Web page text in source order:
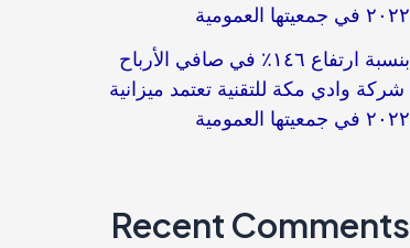
٢٠٢٢ في جمعيتها العمومية
بنسبة ارتفاع ١٤٦٪؜ في صافي الأرباح
شركة وادي مكة للتقنية تعتمد ميزانية
٢٠٢٢ في جمعيتها العمومية
Recent Comments